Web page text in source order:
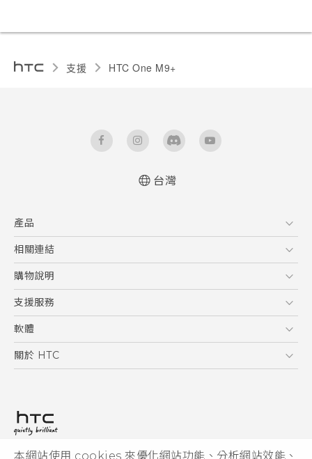
本網站使用 cookies 來優化網站功能、分析網站效能、
支援 HTC One M9+‎
台灣
產品
5G
智慧型手機
配件
相關連結
HTC Research
購物說明
購物須知
訂單管理
付款方式
支援服務
到府收送維修服務
服務中心資訊
客戶服務佈告欄
軟體
應用程式
HTC Sync Manager
關於 HTC
投資人